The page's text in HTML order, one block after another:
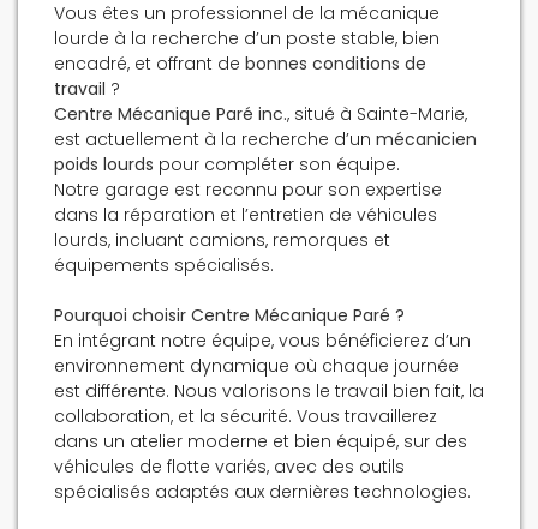
Vous êtes un professionnel de la mécanique
lourde à la recherche d’un poste stable, bien
encadré, et offrant de bonnes conditions de
travail ?
Centre Mécanique Paré inc., situé à Sainte-Marie,
est actuellement à la recherche d’un mécanicien
poids lourds pour compléter son équipe.
Notre garage est reconnu pour son expertise
dans la réparation et l’entretien de véhicules
lourds, incluant camions, remorques et
équipements spécialisés.
Pourquoi choisir Centre Mécanique Paré ?
En intégrant notre équipe, vous bénéficierez d’un
environnement dynamique où chaque journée
est différente. Nous valorisons le travail bien fait, la
collaboration, et la sécurité. Vous travaillerez
dans un atelier moderne et bien équipé, sur des
véhicules de flotte variés, avec des outils
spécialisés adaptés aux dernières technologies.